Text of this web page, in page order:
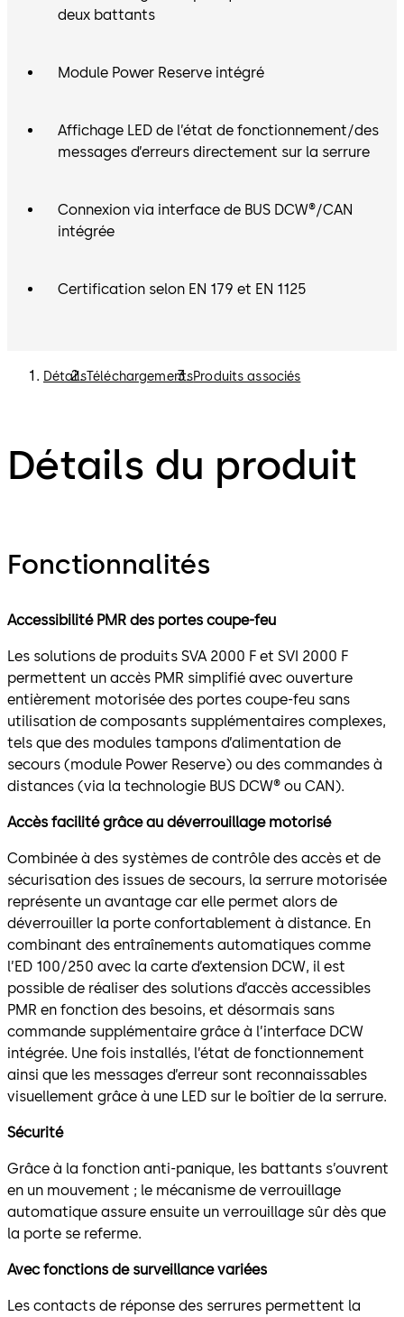
deux battants
Module Power Reserve intégré
Affichage LED de l’état de fonctionnement/des
messages d’erreurs directement sur la serrure
Connexion via interface de BUS DCW®/CAN
intégrée
Certification selon EN 179 et EN 1125
DétailsTéléchargementsProduits associés
Détails du produit
Fonctionnalités
Accessibilité PMR des portes coupe-feu
Les solutions de produits SVA 2000 F et SVI 2000 F
permettent un accès PMR simplifié avec ouverture
entièrement motorisée des portes coupe-feu sans
utilisation de composants supplémentaires complexes,
tels que des modules tampons d’alimentation de
secours (module Power Reserve) ou des commandes à
distances (via la technologie BUS DCW® ou CAN).
Accès facilité grâce au déverrouillage motorisé
Combinée à des systèmes de contrôle des accès et de
sécurisation des issues de secours, la serrure motorisée
représente un avantage car elle permet alors de
déverrouiller la porte confortablement à distance. En
combinant des entraînements automatiques comme
l’ED 100/250 avec la carte d’extension DCW, il est
possible de réaliser des solutions d’accès accessibles
PMR en fonction des besoins, et désormais sans
commande supplémentaire grâce à l’interface DCW
intégrée. Une fois installés, l’état de fonctionnement
ainsi que les messages d’erreur sont reconnaissables
visuellement grâce à une LED sur le boîtier de la serrure.
Sécurité
Grâce à la fonction anti-panique, les battants s’ouvrent
en un mouvement ; le mécanisme de verrouillage
automatique assure ensuite un verrouillage sûr dès que
la porte se referme.
Avec fonctions de surveillance variées
Les contacts de réponse des serrures permettent la